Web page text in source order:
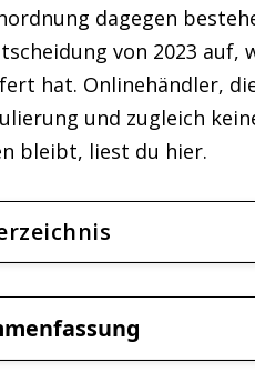
dagegen
von 2023
hat. Onlinehändler,
und zugleich
bleibt, liest du hier.